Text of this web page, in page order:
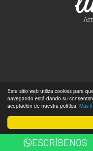
Este sitio web utiliza cookies para
navegando está dando su
aceptación de nuestra política. Más
ESCRÍBENOS
SOMOS UNA
SUCURSAL EN
© 2026